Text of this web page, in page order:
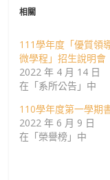
相關
111學年度「優質領
微學程」招生說明會
2022 年 4 月 14 日
在「系所公告」中
110學年度第一學期
2022 年 6 月 9 日
在「榮譽榜」中